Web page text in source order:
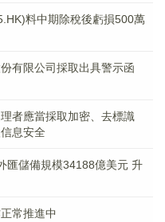
料中期除稅後虧損500萬
有限公司採取出具警示函
者應當採取加密、去標識
息安全
匯儲備規模34188億美元 升
常推進中